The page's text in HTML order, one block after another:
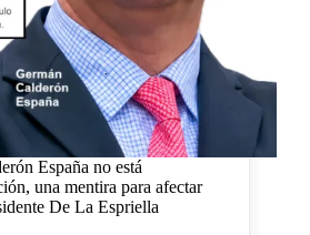
España no está
una mentira para afectar
De La Espriella